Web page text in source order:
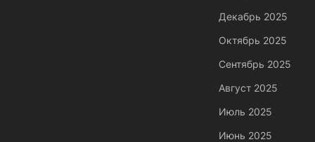
Декабрь 2025
Октябрь 2025
Сентябрь 2025
Август 2025
Июль 2025
Июнь 2025